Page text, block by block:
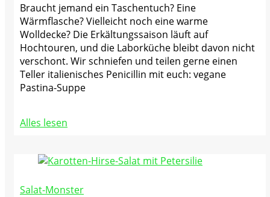
Braucht jemand ein Taschentuch? Eine
Wärmflasche? Vielleicht noch eine warme
Wolldecke? Die Erkältungssaison läuft auf
Hochtouren, und die Laborküche bleibt davon nicht
verschont. Wir schniefen und teilen gerne einen
Teller italienisches Penicillin mit euch: vegane
Pastina-Suppe
Alles lesen
Salat-Monster